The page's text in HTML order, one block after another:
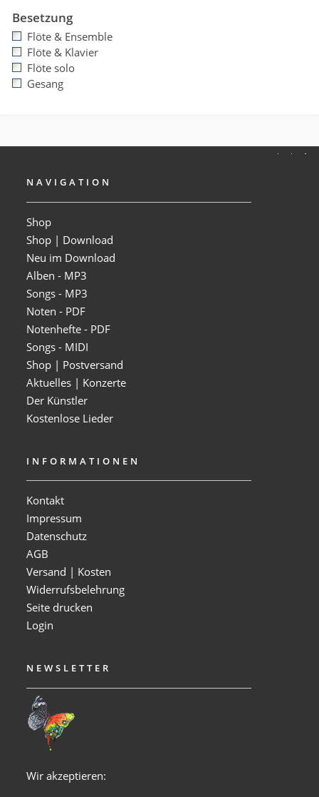
Besetzung
Flöte & Ensemble
Flöte & Klavier
Flöte solo
Gesang
NAVIGATION
Shop
Shop | Download
Neu im Download
Alben - MP3
Songs - MP3
Noten - PDF
Notenhefte - PDF
Songs - MIDI
Shop | Postversand
Aktuelles | Konzerte
Der Künstler
Kostenlose Lieder
INFORMATIONEN
Kontakt
Impressum
Datenschutz
AGB
Versand | Kosten
Widerrufsbelehrung
Seite drucken
Login
NEWSLETTER
Wir akzeptieren: